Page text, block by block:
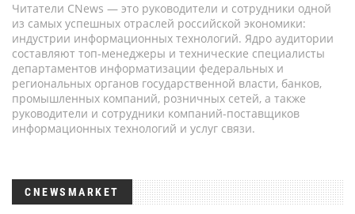
Читатели CNews — это руководители и сотрудники одной
из самых успешных отраслей российской экономики:
индустрии информационных технологий. Ядро аудитории
составляют топ-менеджеры и технические специалисты
департаментов информатизации федеральных и
региональных органов государственной власти, банков,
промышленных компаний, розничных сетей, а также
руководители и сотрудники компаний-поставщиков
информационных технологий и услуг связи.
CNEWSMARKET